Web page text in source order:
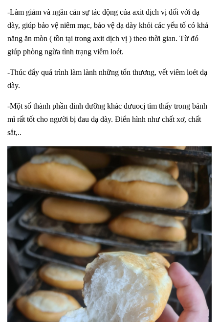
-Làm giảm và ngăn cản sự tác động của axit dịch vị đối với dạ
dày, giúp bảo vệ niêm mạc, bảo vệ dạ dày khỏi các yếu tố có khả
năng ăn mòn ( tồn tại trong axit dịch vị ) theo thời gian. Từ đó
giúp phòng ngừa tình trạng viêm loét.
-Thúc đẩy quá trình làm lành những tổn thương, vết viêm loét dạ
dày.
-Một số thành phần dinh dưỡng khác đưuocj tìm thấy trong bánh
mì rất tốt cho người bị đau dạ dày. Điển hình như chất xơ, chất
sắt,..